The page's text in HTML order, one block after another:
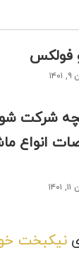
فولکس
شرکت
انواع
نیکبخت